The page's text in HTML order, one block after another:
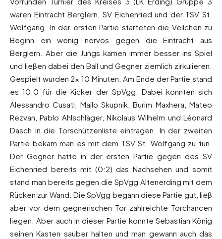
waren Eintracht Berglern, SV Eichenried und der TSV St.
Wolfgang. In der ersten Partie starteten die Veilchen zu
Beginn ein wenig nervös gegen die Eintracht aus
Berglern. Aber die Jungs kamen immer besser ins Spiel
und ließen dabei den Ball und Gegner ziemlich zirkulieren.
Gespielt wurden 2x 10 Minuten. Am Ende der Partie stand
es 10:0 für die Kicker der SpVgg. Dabei konnten sich
Alessandro Cusati, Mailo Skupnik, Burim Maxhera, Mateo
Rezvan, Pablo Ahlschläger, Nikolaus Wilhelm und Léonard
Dasch in die Torschützenliste eintragen. In der zweiten
Partie bekam man es mit dem TSV St. Wolfgang zu tun.
Der Gegner hatte in der ersten Partie gegen des SV
Eichenried bereits mit (0:2) das Nachsehen und somit
stand man bereits gegen die SpVgg Altenerding mit dem
Rücken zur Wand. Die SpVgg begann diese Partie gut, ließ
aber vor dem gegnerischen Tor zahlreichte Torchancen
liegen. Aber auch in dieser Partie konnte Sebastian König
seinen Kasten sauber halten und man gewann auch das